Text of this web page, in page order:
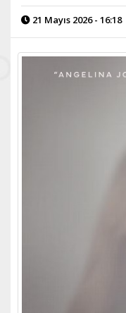
21 Mayıs 2026 - 16:18